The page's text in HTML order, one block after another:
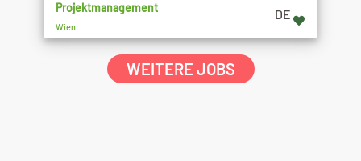
Projektmanagement
Wien
DE
WEITERE JOBS